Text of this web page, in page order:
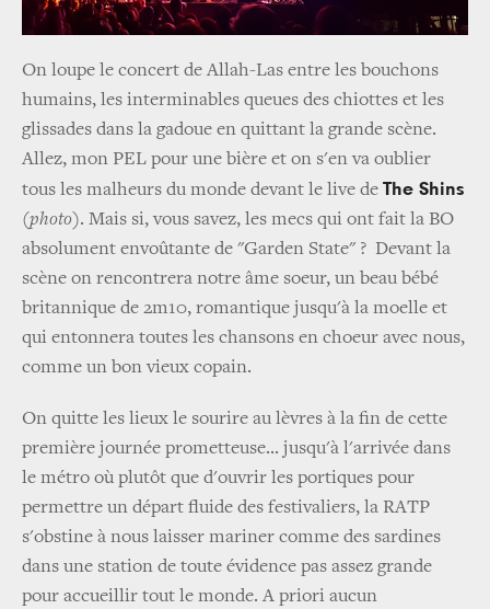
On loupe le concert de Allah-Las entre les bouchons
humains, les interminables queues des chiottes et les
glissades dans la gadoue en quittant la grande scène.
Allez, mon PEL pour une bière et on s'en va oublier
tous les malheurs du monde devant le live de The Shins
(photo). Mais si, vous savez, les mecs qui ont fait la BO
absolument envoûtante de "Garden State" ? Devant la
scène on rencontrera notre âme soeur, un beau bébé
britannique de 2m10, romantique jusqu'à la moelle et
qui entonnera toutes les chansons en choeur avec nous,
comme un bon vieux copain.
On quitte les lieux le sourire au lèvres à la fin de cette
première journée prometteuse... jusqu'à l'arrivée dans
le métro où plutôt que d'ouvrir les portiques pour
permettre un départ fluide des festivaliers, la RATP
s'obstine à nous laisser mariner comme des sardines
dans une station de toute évidence pas assez grande
pour accueillir tout le monde. A priori aucun